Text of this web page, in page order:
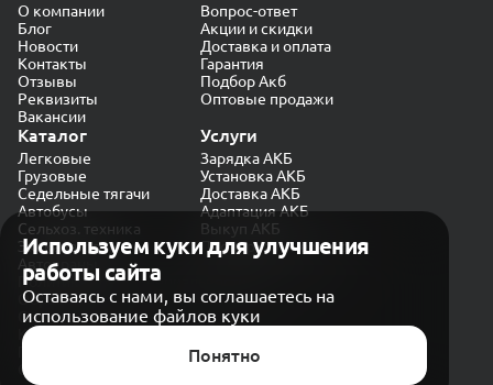
Используем куки для улучшения
работы сайта
Оставаясь с нами, вы соглашаетесь на
использование файлов куки
Понятно
О компании
Блог
Новости
Контакты
Отзывы
Реквизиты
Вакансии
Вопрос-ответ
Акции и скидки
Доставка и оплата
Гарантия
Подбор Акб
Оптовые продажи
Каталог
Легковые
Грузовые
Седельные тягачи
Автобусы
Сельхоз. техника
Экскаваторы
Автокраны
Услуги
Зарядка АКБ
Установка АКБ
Доставка АКБ
Адаптация АКБ
Выкуп АКБ
Проверка генератора
Политика конфиденциальности
Обработка персональных данных
Согласие на обработку в «Яндекс.Метрика»
Карта сайта
© CARAKB 2026. Все права защищены